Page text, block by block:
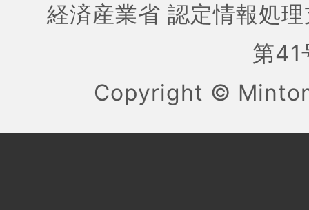
経済産業省 認定情報処
第
Copyright ©